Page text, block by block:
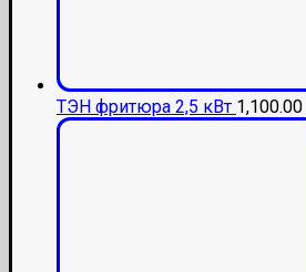
ТЭН фритюра 2,5 кВт 1,100.00